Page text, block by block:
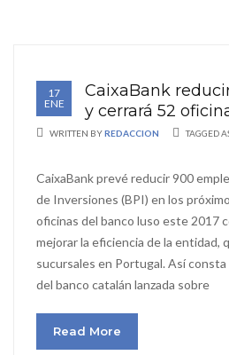
17
ENE
CaixaBank
y cerrará 52
WRITTEN BYREDACCION TAGGED
CaixaBank prevé reducir 900
de Inversiones (BPI) en los
oficinas del banco luso este 2017
mejorar la eficiencia de la entidad,
sucursales en Portugal. Así
del banco catalán lanzada sobre
Read More